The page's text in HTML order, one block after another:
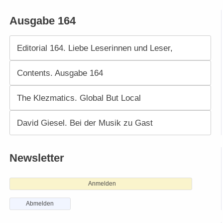
Ausgabe 164
Editorial 164. Liebe Leserinnen und Leser,
Contents. Ausgabe 164
The Klezmatics. Global But Local
David Giesel. Bei der Musik zu Gast
Newsletter
Anmelden
Abmelden